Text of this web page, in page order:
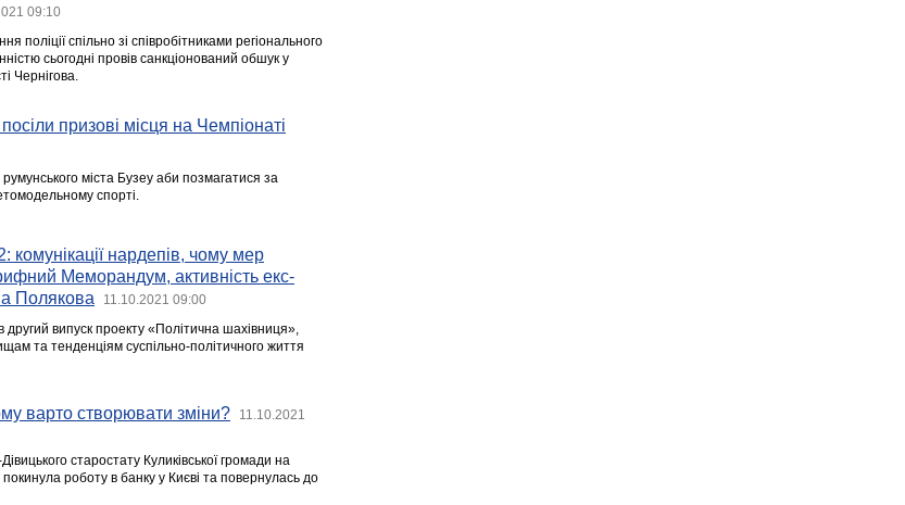
09:10
поліції спільно зі співробітниками регіонального
сьогодні провів санкціонований обшук у
Чернігова.
призові місця на Чемпіонаті
міста Бузеу аби позмагатися за
спорті.
нардепів, чому мер
Меморандум, активність екс-
Полякова
11.10.2021 09:00
другий випуск проекту «Політична шахівниця»,
та тенденціям суспільно-політичного життя
варто створювати зміни?
11.10.2021
старостату Куликівської громади на
покинула роботу в банку у Києві та повернулась до